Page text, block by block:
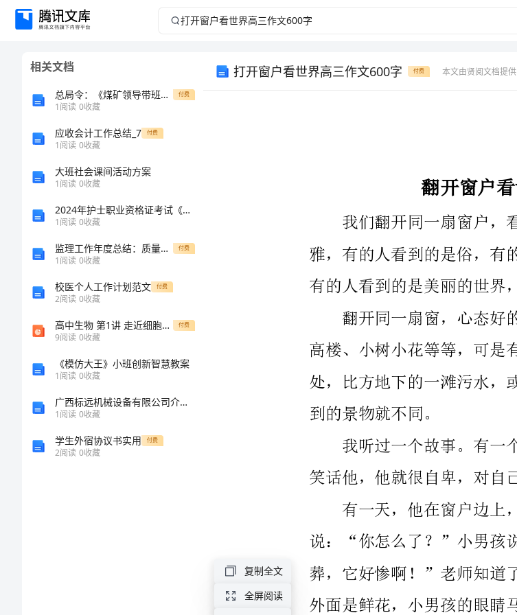
打
600
相关文档
总局令：《煤矿领导带班下井及安全监督检查规定》 付费
1阅读 0收藏
应收会计工作总结_7 付费
1阅读 0收藏
大班社会课间活动方案
1阅读 0收藏
2024年护士职业资格证考试《实践能力》全真模拟考试试题B卷 含答案
1阅读 0收藏
监理工作年度总结：质量与效率总结 付费
1阅读 0收藏
校医个人工作计划范文 付费
2阅读 0收藏
高中生物 第1讲 走近细胞复习课件 新人精讲版必修1 付费
9阅读 0收藏
《模仿大王》小班创新智慧教案
1阅读 0收藏
广西标远机械设备有限公司介绍企业发展分析报告
1阅读 0收藏
学生外宿协议书实用 付费
2阅读 0收藏
打开窗户看世界高三作文600字 付费 本文由贤阅文档提供
节目。
到的景物就不同。
笑话他，他就很自卑，对自己失望。
复制全文
全屏阅读